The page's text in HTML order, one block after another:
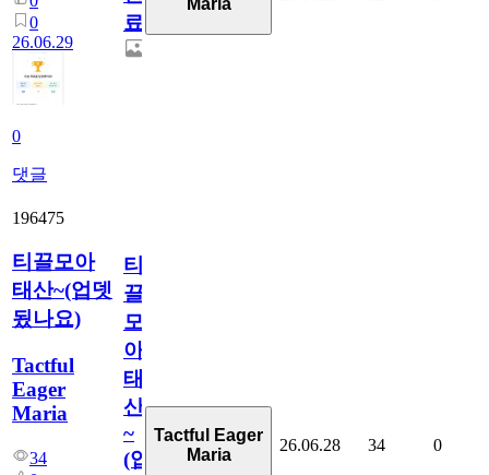
0
26.06.29
0
댓글
료
Maria
196475
티끌모아
태산~(업뎃
됬나요)
Tactful
Eager
Maria
34
티
끌
모
아
태
산
~
(업
Tactful Eager
Maria
26.06.28 34 0